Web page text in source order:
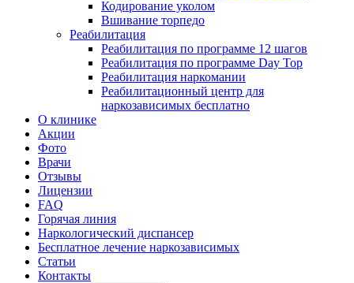
Кодирование уколом
Вшивание торпедо
Реабилитация
Реабилитация по программе 12 шагов
Реабилитация по программе Day Top
Реабилитация наркомании
Реабилитационный центр для
наркозависимых бесплатно
О клинике
Акции
Фото
Врачи
Отзывы
Лицензии
FAQ
Горячая линия
Наркологический диспансер
Бесплатное лечение наркозависимых
Статьи
Контакты